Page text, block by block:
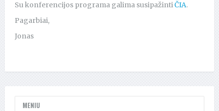
Su konferencijos programa galima susipažintiČIA.
Pagarbiai,
Jonas
MENIU